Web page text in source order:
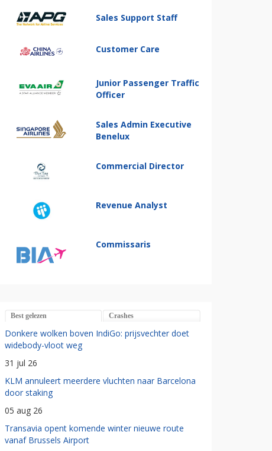
Sales Support Staff
Customer Care
Junior Passenger Traffic
Officer
Sales Admin Executive
Benelux
Commercial Director
Revenue Analyst
Commissaris
Best gelezen Crashes
Donkere wolken boven IndiGo: prijsvechter doet
widebody-vloot weg
31 jul 26
KLM annuleert meerdere vluchten naar Barcelona
door staking
05 aug 26
Transavia opent komende winter nieuwe route
vanaf Brussels Airport